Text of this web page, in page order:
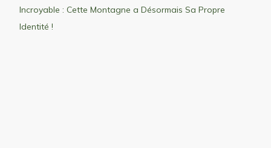
Incroyable : Cette Montagne a Désormais Sa Propre
Identité !